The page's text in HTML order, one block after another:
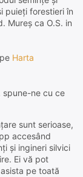
puieți forestieri în
Mureş ca O.S. in
pe Harta
spune-ne cu ce
sunt serioase,
accesând
și ingineri silvici
Ei vă pot
pe toată